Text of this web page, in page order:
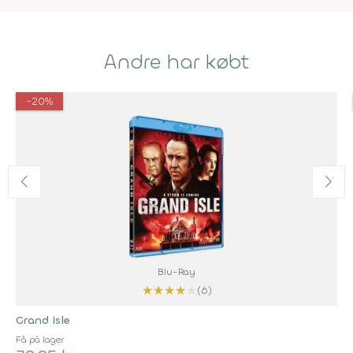
Andre har købt
-20%
Blu-Ray
★★★★
(6)
Grand Isle
Få på lager